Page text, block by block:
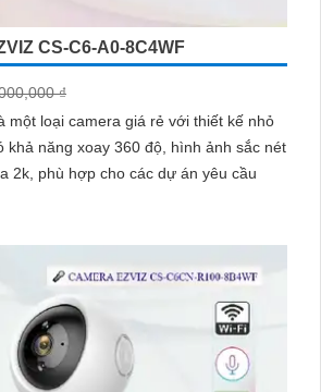
CS-C6-A0-8C4WF
₫
một loại camera giá rẻ với thiết kế nhỏ
2k, phù hợp cho các dự án yêu cầu